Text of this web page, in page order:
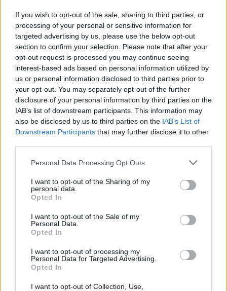
If you wish to opt-out of the sale, sharing to third parties, or
processing of your personal or sensitive information for
targeted advertising by us, please use the below opt-out
section to confirm your selection. Please note that after your
opt-out request is processed you may continue seeing
interest-based ads based on personal information utilized by
us or personal information disclosed to third parties prior to
your opt-out. You may separately opt-out of the further
disclosure of your personal information by third parties on the
IAB’s list of downstream participants. This information may
also be disclosed by us to third parties on the IAB’s List of
Downstream Participants that may further disclose it to other
Personal Data Processing Opt Outs
I want to opt-out of the Sharing of my
personal data.
Opted In
I want to opt-out of the Sale of my
Personal Data.
Opted In
I want to opt-out of processing my
Personal Data for Targeted Advertising.
Opted In
I want to opt-out of Collection, Use,
ewa k.
Forum: Choroby dziecięce
Po usunięciu trzeciego migdałka
Dzień dobry, szukam po forach i fejsbuku pomocy bo
2 tygodnie temu mojej 5-letniej córeczce usuwali
trzeci migdałek ze znieczuleniem ogólnym. Po operacji
wymiotowała bo połykała krew, męczy się bo d...
wiktor305
Forum:
Przypadki pediatryczne
Metanabol a niedobor wzrostu.
niedobor wzrostu metanabolem (metanabol 5mg)?
Proszę o szybką odpowiedz, z góry dziekuję.
gość